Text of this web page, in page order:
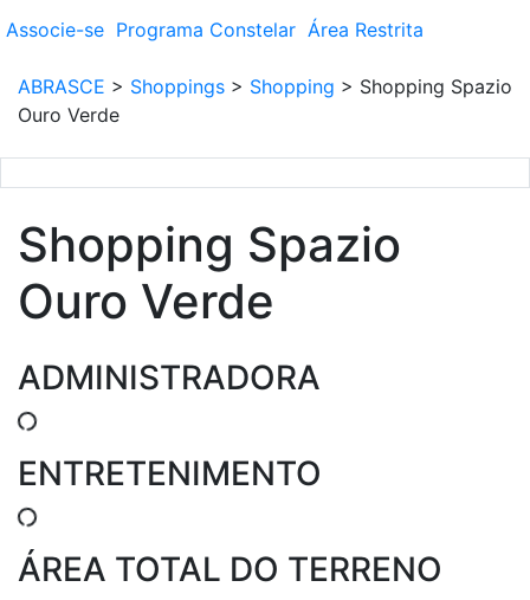
Associe-se Programa Constelar Área Restrita
ABRASCE > Shoppings > Shopping > Shopping Spazio
Ouro Verde
Shopping Spazio
Ouro Verde
ADMINISTRADORA
ENTRETENIMENTO
ÁREA TOTAL DO TERRENO